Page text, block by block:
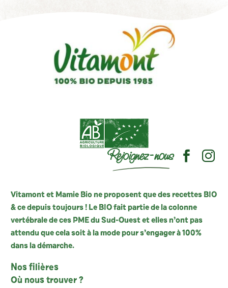
Rejoignez-nous
Vitamont et Mamie Bio ne proposent que des recettes BIO
& ce depuis toujours ! Le BIO fait partie de la colonne
vertébrale de ces PME du Sud-Ouest et elles n’ont pas
attendu que cela soit à la mode pour s’engager à 100%
dans la démarche.
Nos filières
Où nous trouver ?